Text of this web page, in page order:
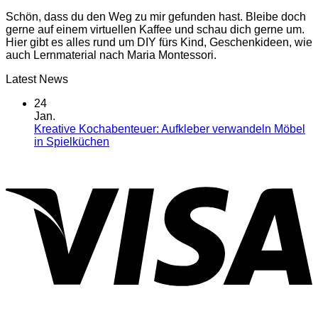
Schön, dass du den Weg zu mir gefunden hast. Bleibe doch
gerne auf einem virtuellen Kaffee und schau dich gerne um.
Hier gibt es alles rund um DIY fürs Kind, Geschenkideen, wie
auch Lernmaterial nach Maria Montessori.
Latest News
24
Jan.
Kreative Kochabenteuer: Aufkleber verwandeln Möbel
in Spielküchen